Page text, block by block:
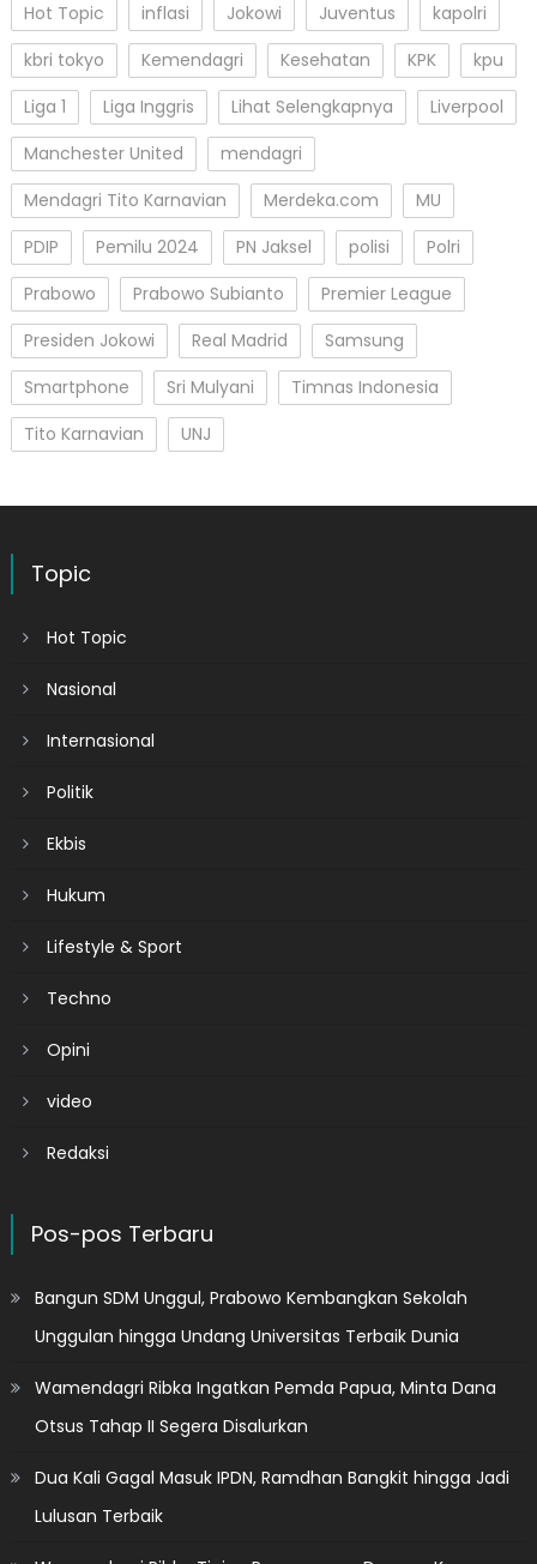
Hot Topic
inflasi Jokowi Juventus
kapolri
kbri tokyo
Kemendagri Kesehatan KPK
kpu
Liga 1
Liga Inggris Lihat Selengkapnya
Liverpool
Manchester United
mendagri
Mendagri Tito Karnavian
Merdeka.com
MU
PDIP
Pemilu 2024 PN Jaksel polisi
Polri
Prabowo
Prabowo Subianto
Premier League
Presiden Jokowi
Real Madrid
Samsung
Smartphone
Sri Mulyani
Timnas Indonesia
Tito Karnavian
UNJ
Topic
Hot Topic
Nasional
Internasional
Politik
Ekbis
Hukum
Lifestyle & Sport
Techno
Opini
video
Redaksi
Pos-pos Terbaru
Bangun SDM Unggul, Prabowo Kembangkan Sekolah
Unggulan hingga Undang Universitas Terbaik Dunia
Wamendagri Ribka Ingatkan Pemda Papua, Minta Dana
Otsus Tahap II Segera Disalurkan
Dua Kali Gagal Masuk IPDN, Ramdhan Bangkit hingga Jadi
Lulusan Terbaik